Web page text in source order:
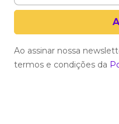
Ao assinar nossa
termos e condições da